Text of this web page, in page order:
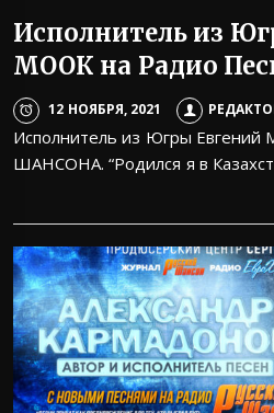
Исполнитель из
МООК на Радио
12 НОЯБРЯ, 2021
Исполнитель из Югры
ШАНСОНА. “Родился я в